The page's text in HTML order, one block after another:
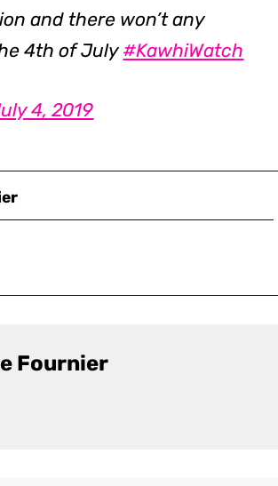
and there won’t any
4th of July #KawhiWatch
4, 2019
Fournier